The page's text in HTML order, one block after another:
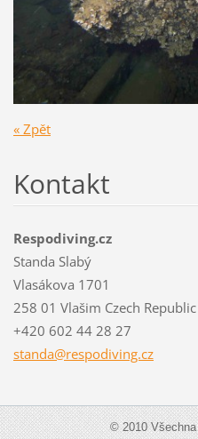
« Zpět
Kontakt
Respodiving.cz
Standa Slabý
Vlasákova 1701
258 01 Vlašim Czech Republic
+420 602 44 28 27
standa@respodiving.cz
© 2010